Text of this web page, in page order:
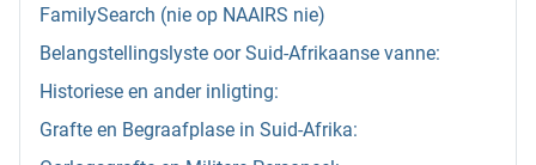
FamilySearch (nie op NAAIRS nie)
Belangstellingslyste oor Suid-Afrikaanse vanne:
Historiese en ander inligting:
Grafte en Begraafplase in Suid-Afrika: